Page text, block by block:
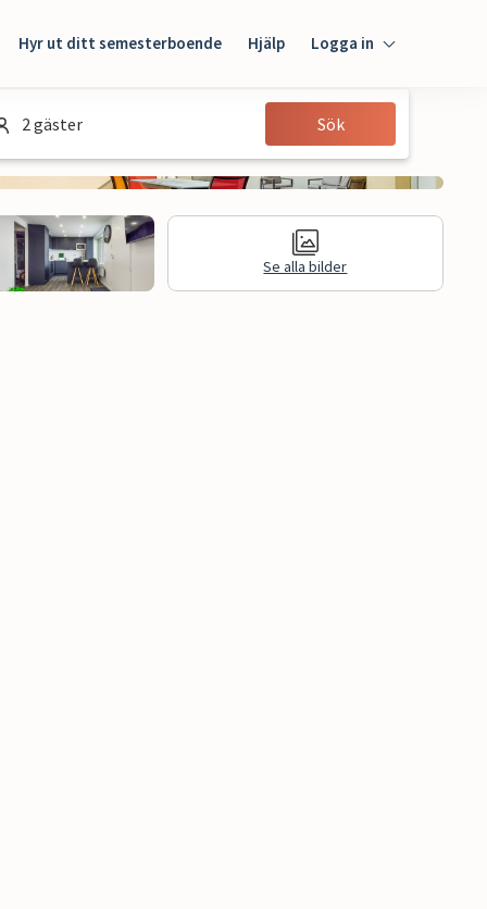
Hyr ut ditt semesterboende Hjälp Logga in
Gäst
2 gäster Sök
Se alla bilder